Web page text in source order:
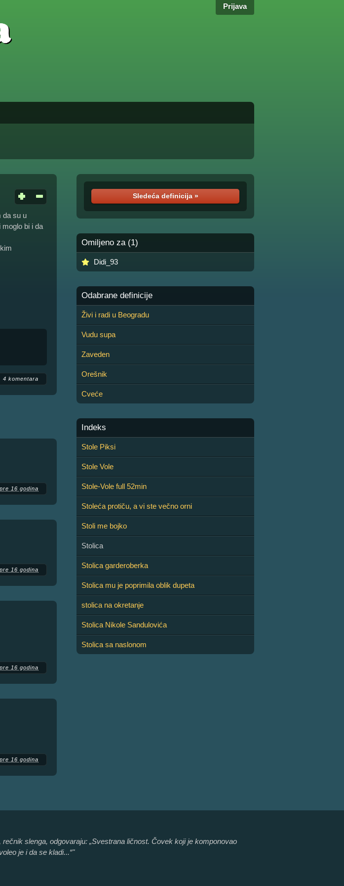
Prijava
da su u
bi i da
4 komentara
pre 16 godina
pre 16 godina
pre 16 godina
pre 16 godina
Sledeća definicija »
Omiljeno za (1)
Didi_93
Odabrane definicije
Živi i radi u Beogradu
Vudu supa
Zaveden
Orešnik
Cveće
Indeks
Stole Piksi
Stole Vole
Stole-Vole full 52min
Stoleća protiču, a vi ste večno orni
Stoli me bojko
Stolica
Stolica garderoberka
Stolica mu je poprimila oblik dupeta
stolica na okretanje
Stolica Nikole Sandulovića
Stolica sa naslonom
slenga, odgovaraju: „Svestrana ličnost. Čovek koji je komponovao
je i da se kladi...“"